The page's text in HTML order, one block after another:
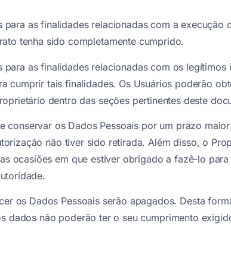
para as finalidades relacionadas com a
tenha sido completamente cumprido.
para as finalidades relacionadas com os
cumprir tais finalidades. Os Usuários poderão
dentro das seções pertinentes deste
conservar os Dados Pessoais por um prazo
não tiver sido retirada. Além disso, o
ocasiões em que estiver obrigado a fazê-lo
os Dados Pessoais serão apagados. Desta
dados não poderão ter o seu cumprimento